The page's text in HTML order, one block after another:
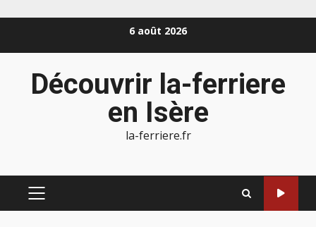
6 août 2026
Découvrir la-ferriere
en Isère
la-ferriere.fr
MENU